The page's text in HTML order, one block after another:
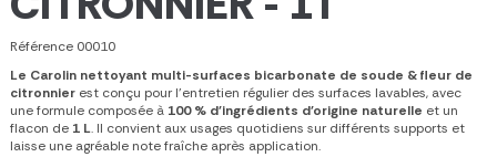
Référence 00010
Le Carolin nettoyant multi-surfaces bicarbonate de soude & fleur de
citronnier est conçu pour l'entretien régulier des surfaces lavables, avec
une formule composée à 100 % d'ingrédients d'origine naturelle et un
flacon de 1 L. Il convient aux usages quotidiens sur différents supports et
laisse une agréable note fraîche après application.